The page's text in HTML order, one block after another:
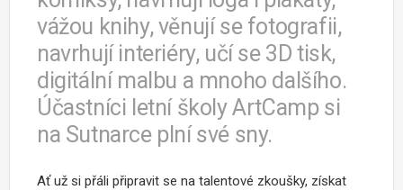
vážou knihy, věnují se fotografii,
navrhují interiéry, učí se 3D tisk,
digitální malbu a mnoho dalšího.
Účastníci letní školy ArtCamp si
na Sutnarce plní své sny.
Ať už si přáli připravit se na talentové zkoušky, získat